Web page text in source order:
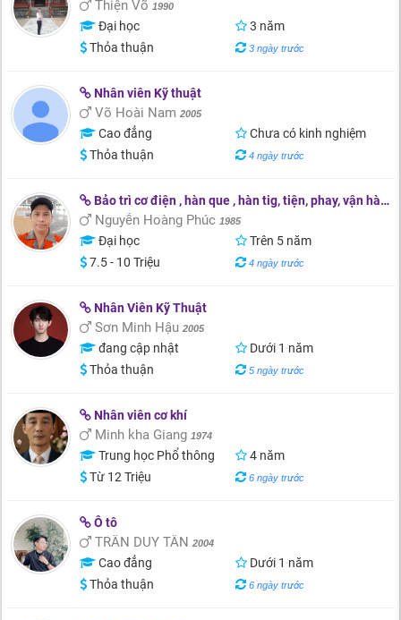
Thiện Võ 1990
Đại học
3 năm
Thỏa thuận
3 ngày trước
Nhân viên Kỹ thuật
Võ Hoài Nam 2005
Cao đẳng
Chưa có kinh nghiệm
Thỏa thuận
4 ngày trước
Bảo trì cơ điện , hàn que , hàn tig, tiện, phay, vận hành máy...
Nguyễn Hoàng Phúc 1985
Đại học
Trên 5 năm
7.5 - 10 Triệu
4 ngày trước
Nhân Viên Kỹ Thuật
Sơn Minh Hậu 2005
đang cập nhật
Dưới 1 năm
Thỏa thuận
5 ngày trước
Nhân viên cơ khí
Minh kha Giang 1974
Trung học Phổ thông
4 năm
Từ 12 Triệu
6 ngày trước
Ô tô
TRẦN DUY TÂN 2004
Cao đẳng
Dưới 1 năm
Thỏa thuận
6 ngày trước